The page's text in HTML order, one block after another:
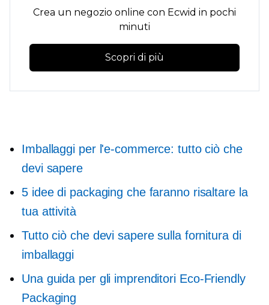
Crea un negozio online con Ecwid in pochi
minuti
Scopri di più
Imballaggi per l'e-commerce: tutto ciò che
devi sapere
5 idee di packaging che faranno risaltare la
tua attività
Tutto ciò che devi sapere sulla fornitura di
imballaggi
Una guida per gli imprenditori Eco-Friendly
Packaging